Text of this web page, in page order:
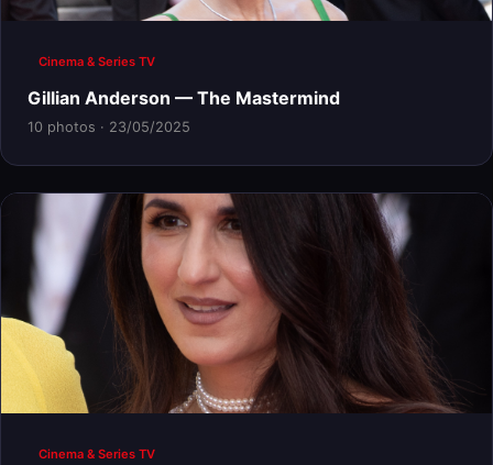
Cinema & Series TV
Gillian Anderson — The Mastermind
10 photos · 23/05/2025
Cinema & Series TV